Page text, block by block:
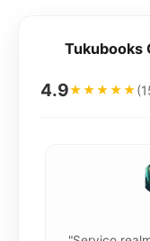
Tukubooks
4.9★★★★★